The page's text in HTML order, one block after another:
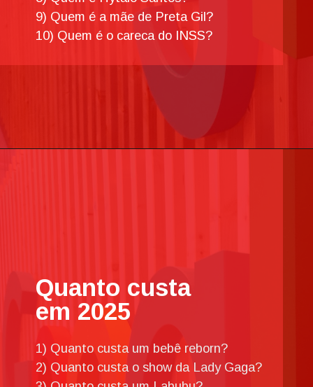
9) Quem é a mãe de Preta Gil?
10) Quem é o careca do INSS?
Quanto custa
em 2025
1) Quanto custa um bebê reborn?
2) Quanto custa o show da Lady Gaga?